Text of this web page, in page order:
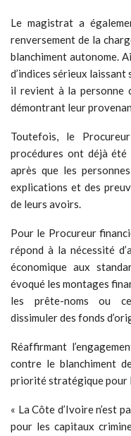
Le magistrat a
renversement de la
blanchiment autonome.
d’indices sérieux
il revient à la personne
démontrant leur
Toutefois, le
procédures ont déjà été
après que les
explications et des
de leurs avoirs.
Pour le Procureur
répond à la nécessité
économique aux
évoqué les montages
les prête-noms ou
dissimuler des fonds
Réaffirmant
contre le blanchiment
priorité stratégique pour
« La Côte d’Ivoire n’est
pour les capitaux